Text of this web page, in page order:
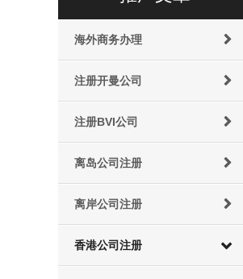
海外商务办理
注册开曼公司
注册BVI公司
离岛公司注册
离岸公司注册
香港公司注册